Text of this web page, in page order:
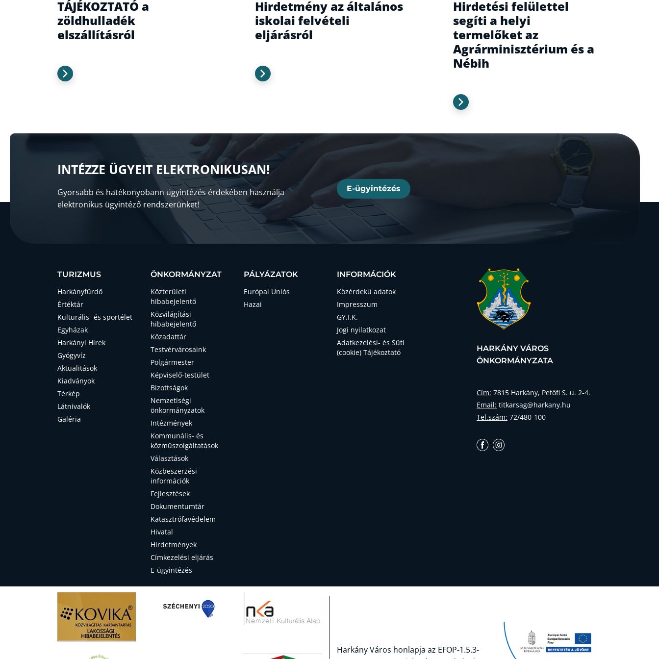
TÁJÉKOZTATÓ a
zöldhulladék
elszállításról
Hirdetmény az általános
iskolai felvételi
eljárásról
Hirdetési felülettel
segíti a helyi
termelőket az
Agrárminisztérium és a
Nébih
INTÉZZE ÜGYEIT ELEKTRONIKUSAN!
Gyorsabb és hatékonyobann ügyintézés érdekében használja
elektronikus ügyintéző rendszerünket!
E-ügyintézés
TURIZMUS
Harkányfürdő
Értéktár
Kulturális- és sportélet
Egyházak
Harkányi Hírek
Gyógyvíz
Aktualitások
Kiadványok
Térkép
Látnivalók
Galéria
ÖNKORMÁNYZAT
Közterületi
hibabejelentő
Közvilágítási
hibabejelentő
Közadattár
Testvérvárosaink
Polgármester
Képviselő-testület
Bizottságok
Nemzetiségi
önkormányzatok
Intézmények
Kommunális- és
közműszolgáltatások
Választások
Közbeszerzési
információk
Fejlesztések
Dokumentumtár
Katasztrófavédelem
Hivatal
Hirdetmények
Címkezelési eljárás
E-ügyintézés
PÁLYÁZATOK
Európai Uniós
Hazai
INFORMÁCIÓK
Közérdekű adatok
Impresszum
GY.I.K.
Jogi nyilatkozat
Adatkezelési- és Süti
(cookie) Tájékoztató
HARKÁNY VÁROS
ÖNKORMÁNYZATA
Cím: 7815 Harkány, Petőfi S. u. 2-4.
Email: titkarsag@harkany.hu
Tel.szám: 72/480-100
Harkány Város honlapja az EFOP-1.5.3-